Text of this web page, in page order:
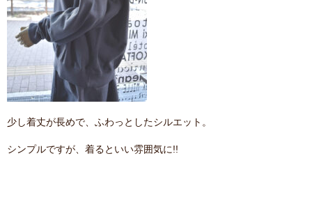
少し着丈が長めで、ふわっとしたシルエット。
シンプルですが、着るといい雰囲気に!!